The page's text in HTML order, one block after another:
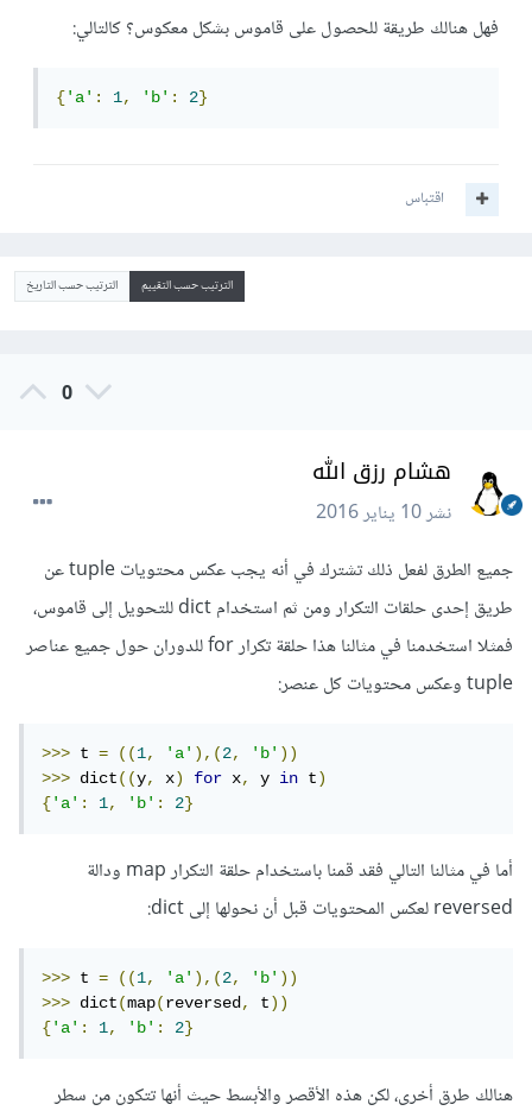
فهل هنالك طريقة للحصول على قاموس بشكل معكوس؟ كالتالي:
{'a': 1, 'b': 2}
اقتباس
الترتيب حسب التقييم الترتيب حسب التاريخ
0
هشام رزق الله
نشر10 يناير 2016
جميع الطرق لفعل ذلك تشترك في أنه يجب عكس محتويات tuple عن
طريق إحدى حلقات التكرار ومن ثم استخدام dict للتحويل إلى قاموس،
فمثلا استخدمنا في مثالنا هذا حلقة تكرار for للدوران حول جميع عناصر
tuple وعكس محتويات كل عنصر:
>>> t = ((1, 'a'),(2, 'b'))
>>> dict((y, x) for x, y in t)
{'a': 1, 'b': 2}
أما في مثالنا التالي فقد قمنا باستخدام حلقة التكرار map ودالة
reversed لعكس المحتويات قبل أن نحولها إلى dict:
>>> t = ((1, 'a'),(2, 'b'))
>>> dict(map(reversed, t))
{'a': 1, 'b': 2}
هنالك طرق أخرى، لكن هذه الأقصر والأبسط حيث أنها تتكون من سطر